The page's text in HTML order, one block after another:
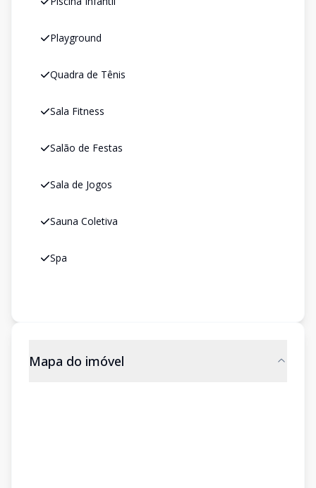
Playground
Quadra de Tênis
Sala Fitness
Salão de Festas
Sala de Jogos
Sauna Coletiva
Spa
Mapa do imóvel